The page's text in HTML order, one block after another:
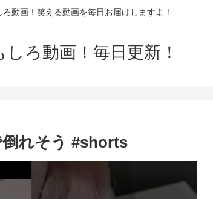
ろ動画！笑える動画を毎日お届けしますよ！
しろ動画！毎日更新！
れそう #shorts